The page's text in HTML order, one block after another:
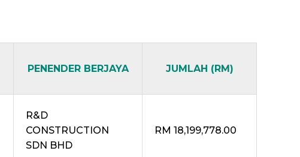
PENENDER BERJAYA JUMLAH (RM)
R&D
CONSTRUCTION
SDN BHD
RM 18,199,778.00